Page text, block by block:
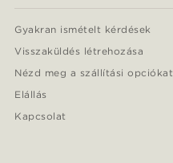
Gyakran ismételt kérdések
Visszaküldés létrehozása
Nézd meg a szállítási opciókat
Elállás
Kapcsolat